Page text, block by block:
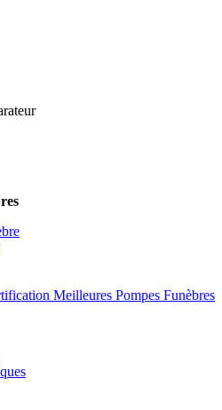
Meilleures Pompes Funèbres